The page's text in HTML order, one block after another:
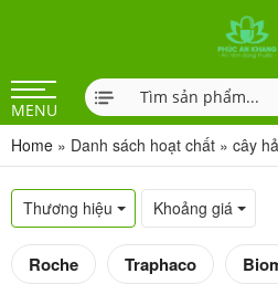
MENU
Home » Danh sách hoạt chất » cây
Thương hiệu Khoảng giá
Roche Traphaco